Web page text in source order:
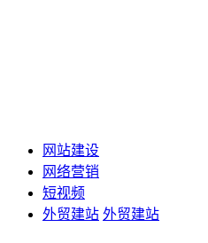
网站建设
网络营销
短视频
外贸建站 外贸建站